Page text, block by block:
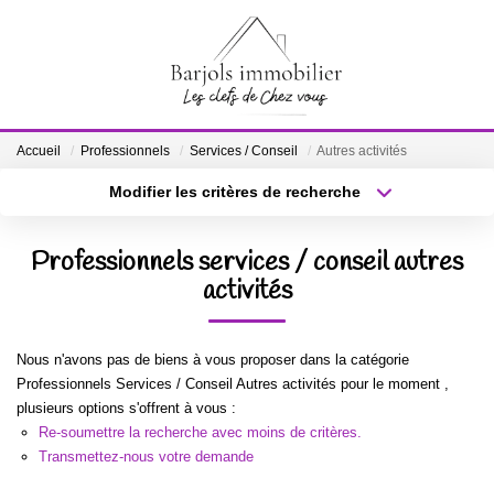
ACCUEIL
BIENS VENDUS
NOTRE ÉQUIPE
CONTACT
Accueil Professionnels Services / Conseil Autres activités
Modifier les critères de recherche
Budget max
Professionnels services / conseil autres
activités
Nous n'avons pas de biens à vous proposer dans la catégorie
Professionnels Services / Conseil Autres activités pour le moment ,
plusieurs options s'offrent à vous :
Re-soumettre la recherche avec moins de critères.
Transmettez-nous votre demande